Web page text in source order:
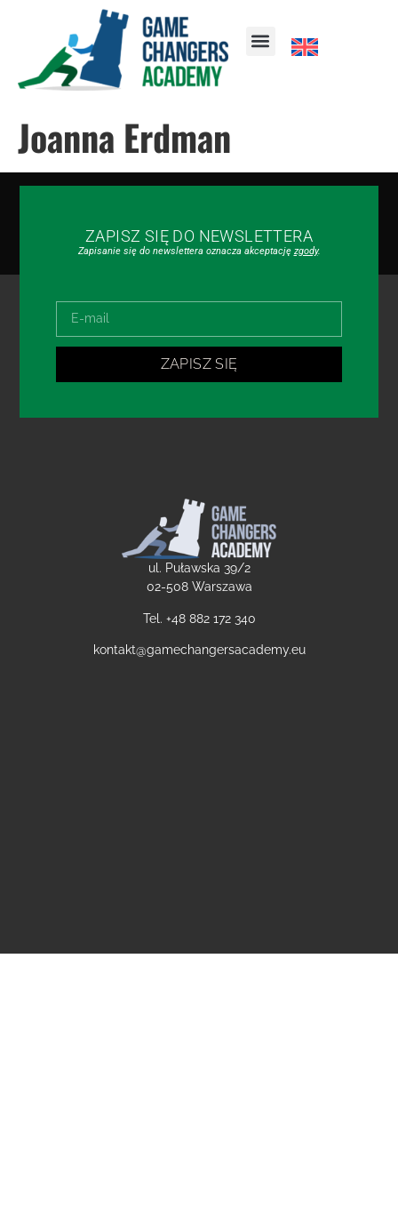
Joanna Erdman
ZAPISZ SIĘ DO NEWSLETTERA
Zapisanie się do newslettera oznacza akceptację zgody.
ZAPISZ SIĘ
ul. Puławska 39/2
02-508 Warszawa
Tel. +48 882 172 340
kontakt@gamechangersacademy.eu